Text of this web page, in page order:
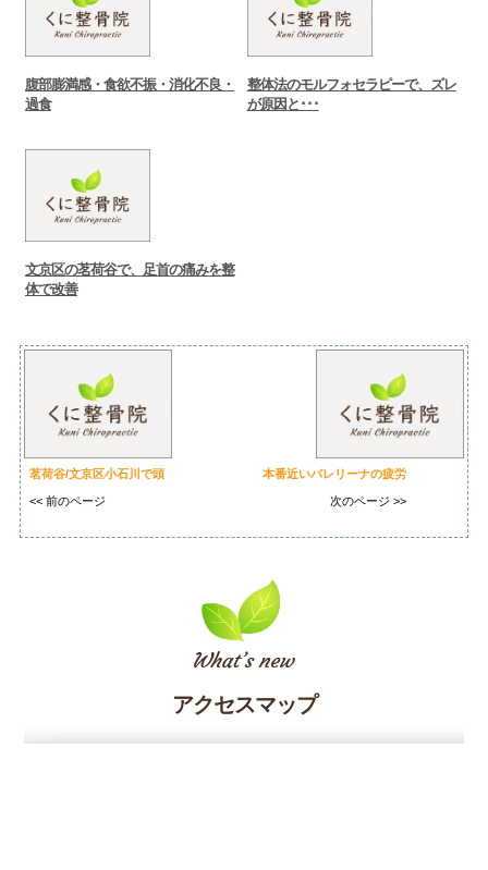
腹部膨満感・食欲不振・消化不良・
過食
整体法のモルフォセラピーで、ズレ
が原因と･･･
文京区の茗荷谷で、足首の痛みを整
体で改善
茗荷谷/文京区小石川で頭
<< 前のページ
本番近いバレリーナの疲労
次のページ >>
アクセスマップ